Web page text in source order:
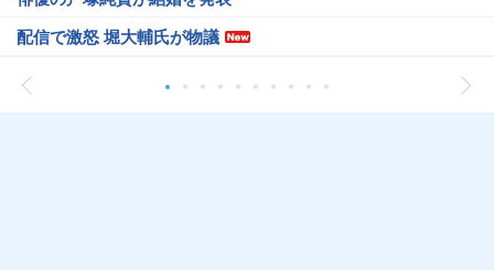
配信で激怒 堀大輔氏が物議